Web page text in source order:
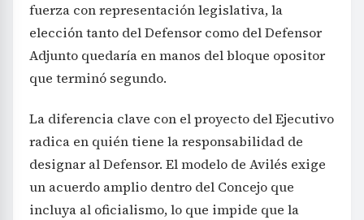
fuerza con representación legislativa, la
elección tanto del Defensor como del Defensor
Adjunto quedaría en manos del bloque opositor
que terminó segundo.
La diferencia clave con el proyecto del Ejecutivo
radica en quién tiene la responsabilidad de
designar al Defensor. El modelo de Avilés exige
un acuerdo amplio dentro del Concejo que
incluya al oficialismo, lo que impide que la